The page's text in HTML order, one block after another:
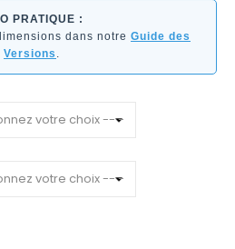
PRATIQUE :
dans notre Guide des
Versions .